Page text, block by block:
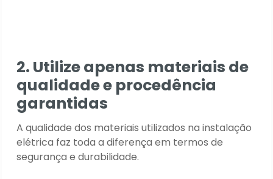
2. Utilize apenas materiais de
qualidade e procedência
garantidas
A qualidade dos materiais utilizados na instalação
elétrica faz toda a diferença em termos de
segurança e durabilidade.